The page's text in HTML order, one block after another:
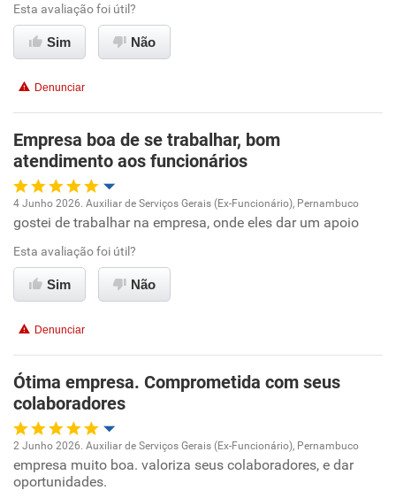
Recomenda esta empresa
Esta avaliação foi útil?
Sim Não
Denunciar
Empresa boa de se trabalhar, bom
atendimento aos funcionários
Oportunidade de promoção
Ambiente de trabalho
Benefícios
Recomenda esta empresa
Recomenda a diretoria
4 Junho 2026. Auxiliar de Serviços Gerais (Ex-Funcionário), Pernambuco
gostei de trabalhar na empresa, onde eles dar um apoio
Esta avaliação foi útil?
Sim Não
Denunciar
Ótima empresa. Comprometida com seus
colaboradores
Oportunidade de promoção
2 Junho 2026. Auxiliar de Serviços Gerais (Ex-Funcionário), Pernambuco
empresa muito boa. valoriza seus colaboradores, e dar
oportunidades.